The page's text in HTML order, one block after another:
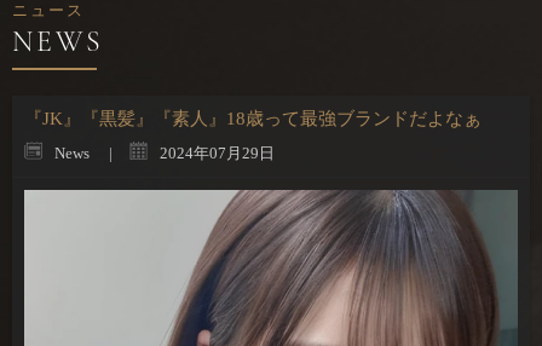
ニュース
『JK』『黒髪』『素人』18歳って最強ブランドだよなぁ
News 2024年07月29日